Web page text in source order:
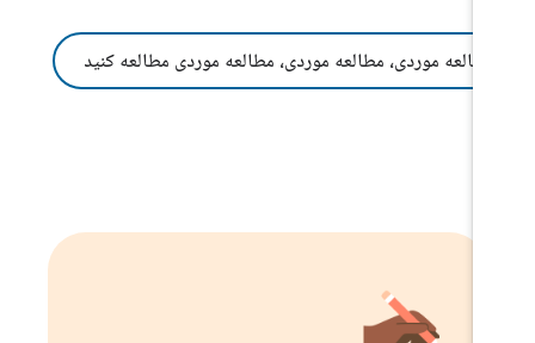
مطالعه موردی، مطالعه موردی، مطالعه موردی مطالعه کنید